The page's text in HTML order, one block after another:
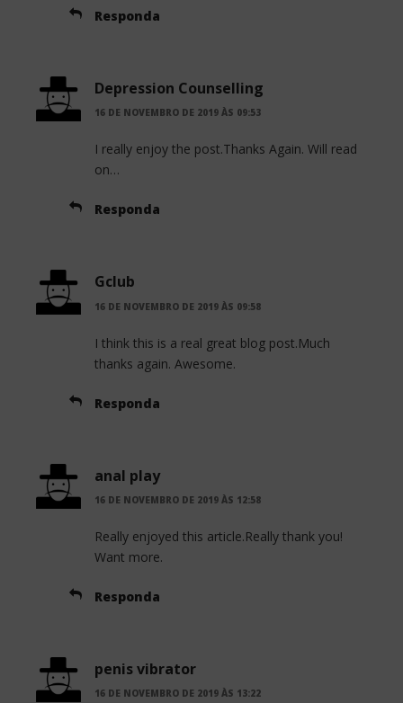
Responda
Depression Counselling
16 DE NOVEMBRO DE 2019 ÀS 09:53
I really enjoy the post.Thanks Again. Will read
on…
Responda
Gclub
16 DE NOVEMBRO DE 2019 ÀS 09:58
I think this is a real great blog post.Much
thanks again. Awesome.
Responda
anal play
16 DE NOVEMBRO DE 2019 ÀS 12:58
Really enjoyed this article.Really thank you!
Want more.
Responda
penis vibrator
16 DE NOVEMBRO DE 2019 ÀS 13:22